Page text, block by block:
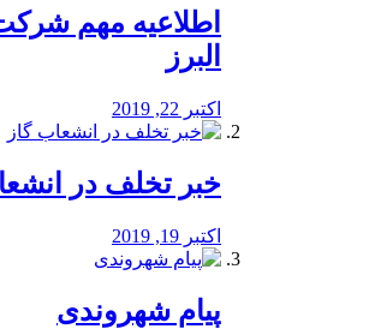
️اطلاعیه مهم
البرز
اکتبر 22, 2019
خبر تخلف در
اکتبر 19, 2019
پیام شهروندی